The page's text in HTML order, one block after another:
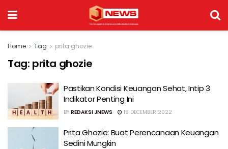
Home Tag prita ghozie
Tag: prita ghozie
Pastikan Kondisi Keuangan Sehat, Intip 3
Indikator Penting Ini
BY REDAKSI JNEWS 19 DECEMBER 2022
Prita Ghozie: Buat Perencanaan Keuangan
Sedini Mungkin